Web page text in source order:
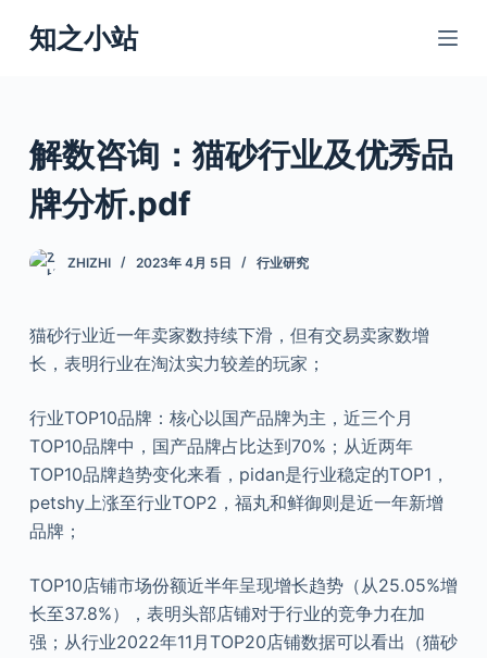
跳
过
知之小站
解数咨询：猫砂行业及优秀品
牌分析.pdf
ZHIZHI 2023年 4月 5日 行业研究
猫砂行业近一年卖家数持续下滑，但有交易卖家数增
长，表明行业在淘汰实力较差的玩家；
行业TOP10品牌：核心以国产品牌为主，近三个月
TOP10品牌中，国产品牌占比达到70%；从近两年
TOP10品牌趋势变化来看，pidan是行业稳定的TOP1，
petshy上涨至行业TOP2，福丸和鲜御则是近一年新增
品牌；
TOP10店铺市场份额近半年呈现增长趋势（从25.05%增
长至37.8%），表明头部店铺对于行业的竞争力在加
强；从行业2022年11月TOP20店铺数据可以看出（猫砂